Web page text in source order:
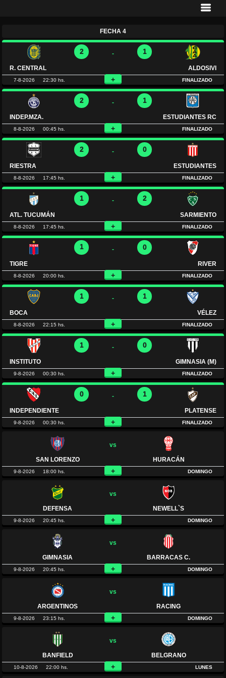
FECHA 4
R. CENTRAL
2 - 1
ALDOSIVI
+
7-8-2026 22:30 hs. FINALIZADO
INDEP.MZA.
2 - 1
ESTUDIANTES RC
+
8-8-2026 00:45 hs. FINALIZADO
RIESTRA
2 - 0
ESTUDIANTES
+
8-8-2026 17:45 hs. FINALIZADO
ATL. TUCUMÁN
1 - 2
SARMIENTO
+
8-8-2026 17:45 hs. FINALIZADO
TIGRE
1 - 0
RIVER
+
8-8-2026 20:00 hs. FINALIZADO
BOCA
1 - 1
VÉLEZ
+
8-8-2026 22:15 hs. FINALIZADO
INSTITUTO
1 - 0
GIMNASIA (M)
+
9-8-2026 00:30 hs. FINALIZADO
INDEPENDIENTE
0 - 1
PLATENSE
+
9-8-2026 00:30 hs. FINALIZADO
SAN LORENZO
vs
HURACÁN
+
9-8-2026 18:00 hs. DOMINGO
DEFENSA
vs
NEWELL`S
+
9-8-2026 20:45 hs. DOMINGO
GIMNASIA
vs
BARRACAS C.
+
9-8-2026 20:45 hs. DOMINGO
ARGENTINOS
vs
RACING
+
9-8-2026 23:15 hs. DOMINGO
BANFIELD
vs
BELGRANO
+
10-8-2026 22:00 hs. LUNES